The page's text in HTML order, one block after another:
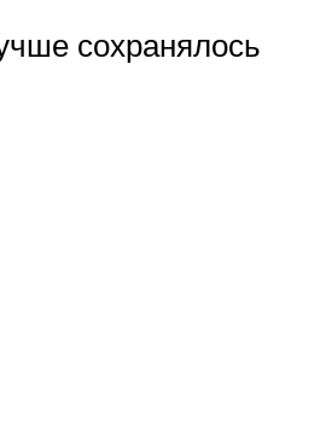
сохранялось